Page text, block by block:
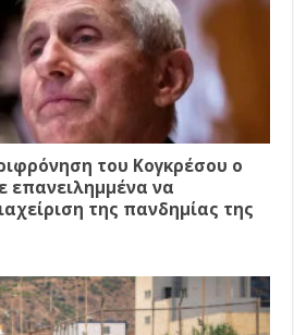
του Κογκρέσου ο
επανειλημμένα να
της πανδημίας της